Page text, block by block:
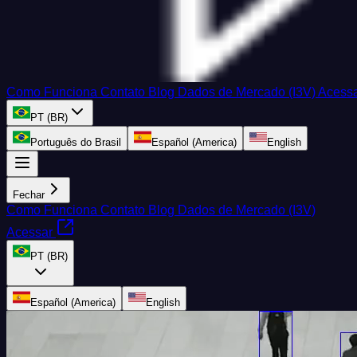
Como Funciona Contato Blog Dados de Mercado (I3V)
PT (BR)
Português do Brasil Español (America) English
Fechar
Como Funciona Contato Blog Dados de Mercado (I3V)
Acessar
PT (BR)
Español (America) English